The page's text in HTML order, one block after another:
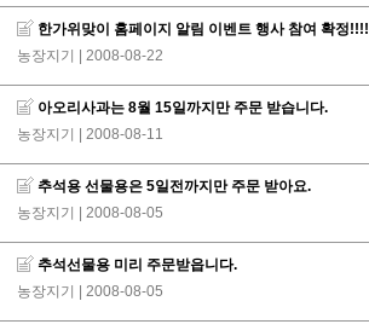
한가위맞이 홈페이지 알림 이벤트 행사 참여 확정!!!!
농장지기 | 2008-08-22
아오리사과는 8월 15일까지만 주문 받습니다.
농장지기 | 2008-08-11
추석용 선물용은 5일전까지만 주문 받아요.
농장지기 | 2008-08-05
추석선물용 미리 주문받읍니다.
농장지기 | 2008-08-05